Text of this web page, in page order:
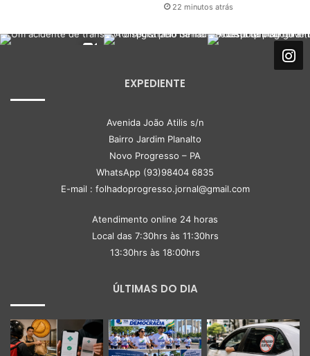
22 minutos atrás
EXPEDIENTE
Avenida João Atilis s/n
Bairro Jardim Planalto
Novo Progresso – PA
WhatsApp (93)98404 6835
E-mail : folhadoprogresso.jornal@gmail.com
Atendimento online 24 horas
Local das 7:30hrs às 11:30hrs
13:30hrs às 18:00hrs
ÚLTIMAS DO DIA